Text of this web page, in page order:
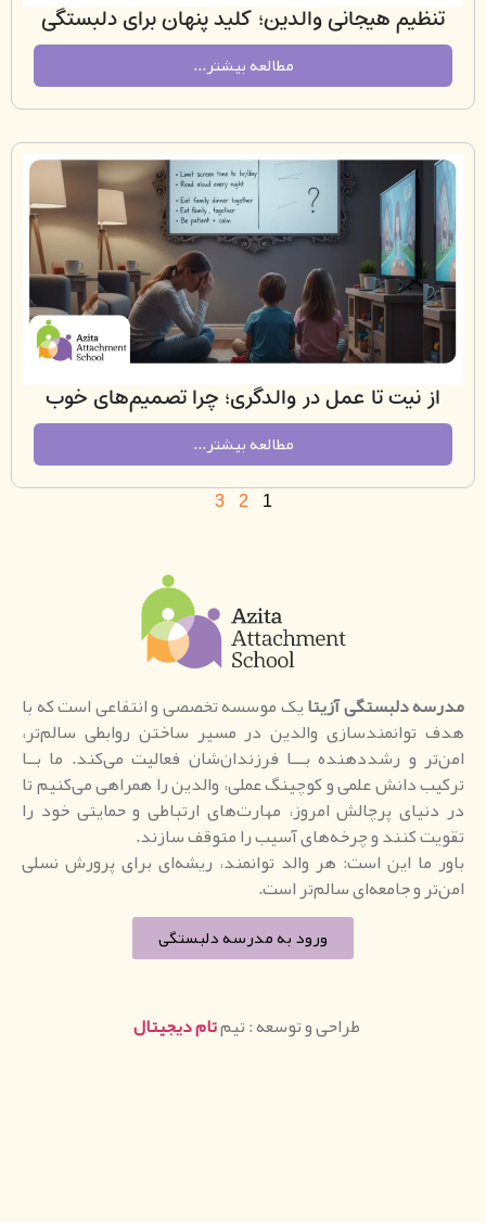
هیجانی والدین؛ کلید پنهان برای دلبستگی
ایمن در کودکان
مطالعه بیشتر...
تا عمل در والدگری؛ چرا تصمیم‌های خوب
والدین به رفتار واقعی تبدیل نمی‌شوند؟
مطالعه بیشتر...
آزیتایک موسسه تخصصی و انتفاعی است که با
والدین در مسیر ساختن روابطی سالم‌تر،
رشددهنده بـــا فرزندان‌شان فعالیت می‌کند. ما بــا
علمی و کوچینگ عملی، والدین را همراهی می‌کنیم تا
پرچالش امروز، مهارت‌های ارتباطی و حمایتی خود را
و چرخه‌های آسیب را متوقف سازند.
این است: هر والد توانمند، ریشه‌ای برای پرورش نسلی
جامعه‌ای سالم‌تر است.
ورود به مدرسه دلبستگی
طراحی و توسعه : تیمتام دیجیتال